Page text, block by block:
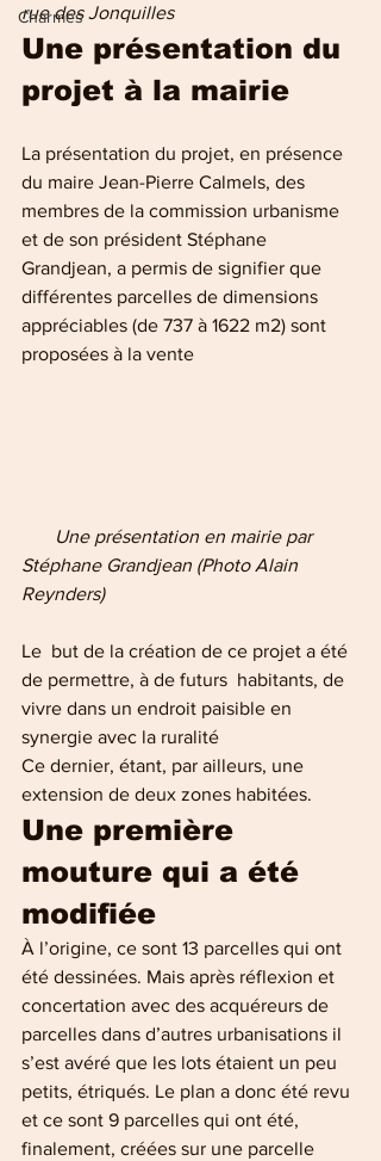
Charmes
rue des Jonquilles
Une présentation du
projet à la mairie
La présentation du projet, en présence
du maire Jean-Pierre Calmels, des
membres de la commission urbanisme
et de son président Stéphane
Grandjean, a permis de signifier que
différentes parcelles de dimensions
appréciables (de 737 à 1622 m2) sont
proposées à la vente
  Une présentation en mairie par
Stéphane Grandjean (Photo Alain
Reynders)
Le  but de la création de ce projet a été
de permettre, à de futurs  habitants, de
vivre dans un endroit paisible en
synergie avec la ruralité
Ce dernier, étant, par ailleurs, une
extension de deux zones habitées.
Une première
mouture qui a été
modifiée
À l’origine, ce sont 13 parcelles qui ont
été dessinées. Mais après réflexion et
concertation avec des acquéreurs de
parcelles dans d’autres urbanisations il
s’est avéré que les lots étaient un peu
petits, étriqués. Le plan a donc été revu
et ce sont 9 parcelles qui ont été,
finalement, créées sur une parcelle